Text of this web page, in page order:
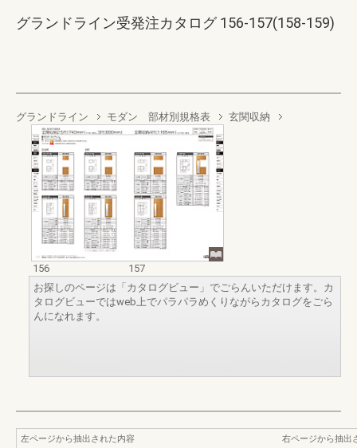
グランドライン受発注カタログ 156-157(158-159)
グランドライン モダン 部材別規格表 玄関収納
156
157
お探しのページは「カタログビュー」でごらんいただけます。カ
タログビューではweb上でパラパラめくりながらカタログをごら
んになれます。
左ページから抽出された内容
右ページから抽出